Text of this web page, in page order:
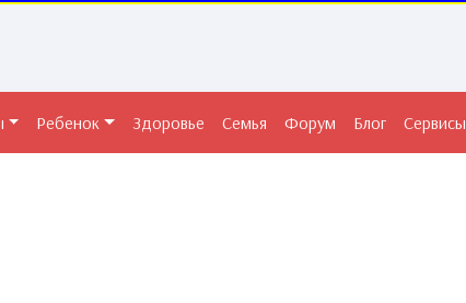
Ребенок Здоровье Семья Форум Блог Сервисы